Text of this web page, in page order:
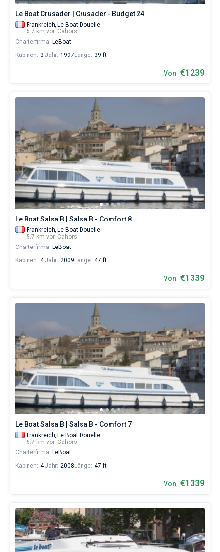
Le Boat Crusader | Crusader - Budget 24
Frankreich, Le Boat Douelle
5.7 km von Cahors
Charterfirma: LeBoat
Kabinen: 3 Jahr: 1997 Länge: 39 ft
Von €1239
Le Boat Salsa B | Salsa B - Comfort 8
Frankreich, Le Boat Douelle
5.7 km von Cahors
Charterfirma: LeBoat
Kabinen: 4Jahr: 2009 Länge: 47 ft
Von €1339
Le Boat Salsa B | Salsa B - Comfort 7
Frankreich, Le Boat Douelle
5.7 km von Cahors
Charterfirma: LeBoat
Kabinen: 4Jahr: 2008 Länge: 47 ft
Von €1339